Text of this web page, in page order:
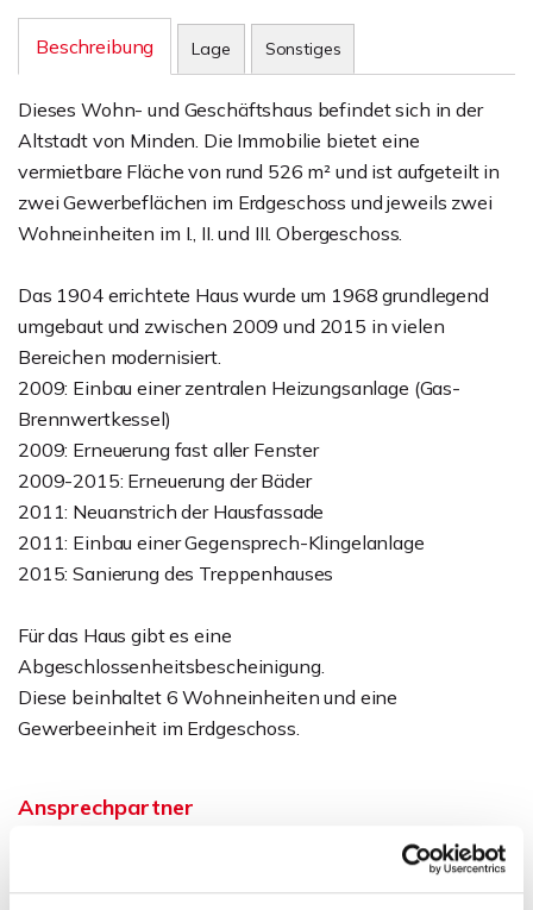
Beschreibung Lage Sonstiges
Dieses Wohn- und Geschäftshaus befindet sich in der
Altstadt von Minden. Die Immobilie bietet eine
vermietbare Fläche von rund 526 m² und ist aufgeteilt in
zwei Gewerbeflächen im Erdgeschoss und jeweils zwei
Wohneinheiten im I., II. und III. Obergeschoss.
Das 1904 errichtete Haus wurde um 1968 grundlegend
umgebaut und zwischen 2009 und 2015 in vielen
Bereichen modernisiert.
2009: Einbau einer zentralen Heizungsanlage (Gas-
Brennwertkessel)
2009: Erneuerung fast aller Fenster
2009-2015: Erneuerung der Bäder
2011: Neuanstrich der Hausfassade
2011: Einbau einer Gegensprech-Klingelanlage
2015: Sanierung des Treppenhauses
Für das Haus gibt es eine
Abgeschlossenheitsbescheinigung.
Diese beinhaltet 6 Wohneinheiten und eine
Gewerbeeinheit im Erdgeschoss.
Ansprechpartner
Telefon: 0571 597 265 17